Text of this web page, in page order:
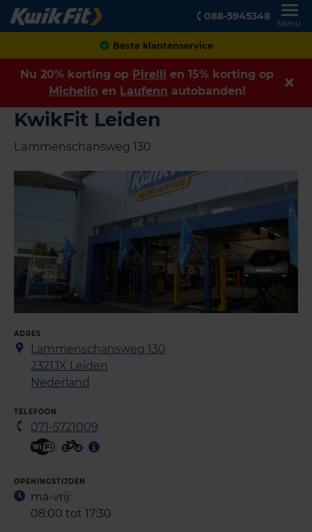
088-5945348
Menu
Achteraf betalen
Nu 20% korting op Pirelli en 15% korting op
Michelin en Laufenn autobanden!
KwikFit Leiden
Lammenschansweg 130
ADRES
Lammenschansweg 130
2321JX Leiden
Nederland
TELEFOON
071-5721009
OPENINGSTIJDEN
ma-vrij:
08:00 tot 17:30